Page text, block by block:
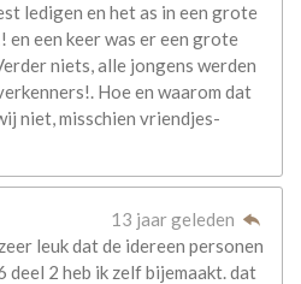
ledigen en het as in een grote
en een keer was er een grote
niets, alle jongens werden
Hoe en waarom dat
niet, misschien vriendjes-
13 jaar geleden
leuk dat de idereen personen
2 heb ik zelf bijemaakt. dat